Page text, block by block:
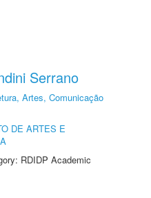
Serrano
Artes, Comunicação
DE ARTES E
RDIDP Academic